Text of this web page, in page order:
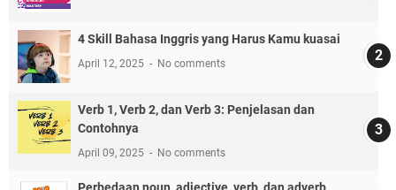
4 Skill Bahasa Inggris yang Harus Kamu kuasai
April 12, 2025 No comments
Verb 1, Verb 2, dan Verb 3: Penjelasan dan
Contohnya
April 09, 2025 No comments
Perbedaan noun, adjective, verb, dan adverb